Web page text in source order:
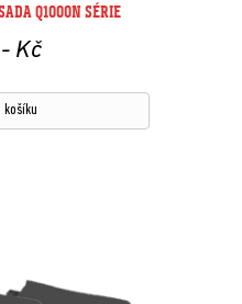
Q1000N SÉRIE
Kč
košíku